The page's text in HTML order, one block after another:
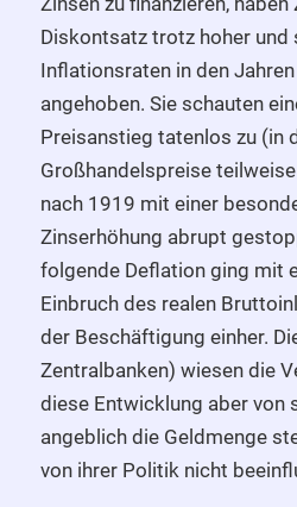
Diskontsatz trotz hoher und
Inflationsraten in den
angehoben. Sie schauten
Preisanstieg tatenlos zu (in
Großhandelspreise
nach 1919 mit einer
Zinserhöhung abrupt
folgende Deflation ging mit
Einbruch des realen
der Beschäftigung einher.
Zentralbanken) wiesen die
diese Entwicklung aber von
angeblich die Geldmenge
von ihrer Politik nicht